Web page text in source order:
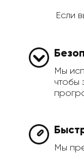
Если
Мы
чтобы
Мы